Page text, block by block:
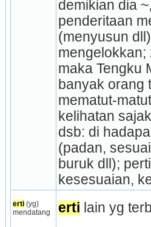
demikian dia
penderitaan
(menyusun
mengelokkan;
maka Tengku
banyak orang
mematut-
kelihatan
dsb: di
(padan,
buruk dll);
kesesuaian,
erti (yg)
mendatang
erti lain yg